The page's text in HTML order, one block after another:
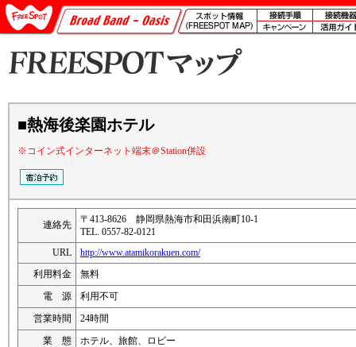
■熱海後楽園ホテル
※コイン式インターネット端末＠Station併設
連絡先
〒413-8626 静岡県熱海市和田浜南町10-1
TEL. 0557-82-0121
URL
http://www.atamikorakuen.com/
利用料金
無料
電 源
利用不可
営業時間
24時間
業 態
ホテル、旅館、ロビー